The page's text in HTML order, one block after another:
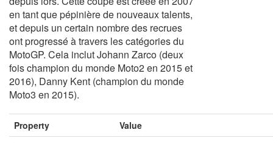
en tant que pépinière de nouveaux talents,
et depuis un certain nombre des recrues
ont progressé à travers les catégories du
MotoGP. Cela inclut Johann Zarco (deux
fois champion du monde Moto2 en 2015 et
2016), Danny Kent (champion du monde
Moto3 en 2015).
Property Value